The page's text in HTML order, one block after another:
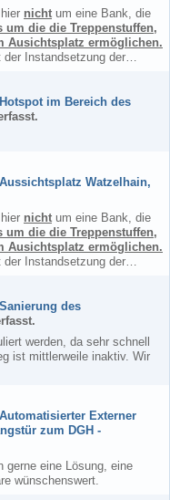
nicht um eine Bank, die
um die die Treppenstuffen,
Ausichtsplatz ermöglichen.
der Instandsetzung der…
im Bereich des
Watzelhain,
nicht um eine Bank, die
um die die Treppenstuffen,
Ausichtsplatz ermöglichen.
der Instandsetzung der…
des
werden, da sehr schnell
ist mittlerweile inaktiv. Wir
Externer
zum DGH -
gerne eine Lösung, eine
wünschenswert.